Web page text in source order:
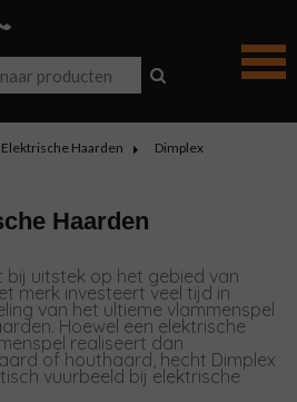
Elektrische Haarden Dimplex
Haarden
bij uitstek op het gebied van
merk investeert veel tijd in
van het ultieme vlammenspel
Hoewel een elektrische
realiseert dan
of houthaard, hecht Dimplex
vuurbeeld bij elektrische